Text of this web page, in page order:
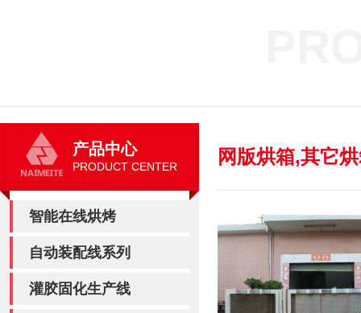
产品中心
PRODUCT CENTER
智能在线烘烤
自动装配线系列
灌胶固化生产线
网版烘箱,其它